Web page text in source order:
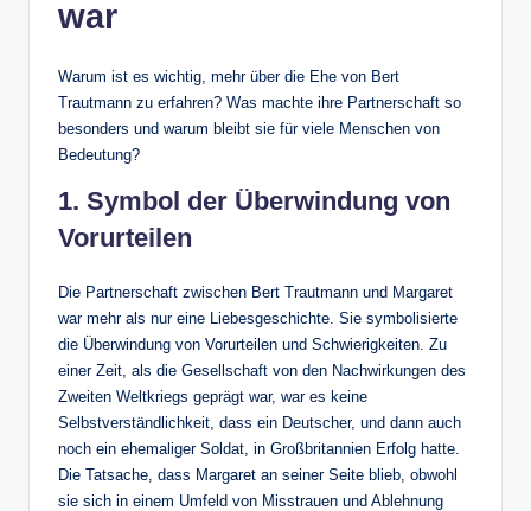
war
Warum ist es wichtig, mehr über die Ehe von Bert
Trautmann zu erfahren? Was machte ihre Partnerschaft so
besonders und warum bleibt sie für viele Menschen von
Bedeutung?
1. Symbol der Überwindung von
Vorurteilen
Die Partnerschaft zwischen Bert Trautmann und Margaret
war mehr als nur eine Liebesgeschichte. Sie symbolisierte
die Überwindung von Vorurteilen und Schwierigkeiten. Zu
einer Zeit, als die Gesellschaft von den Nachwirkungen des
Zweiten Weltkriegs geprägt war, war es keine
Selbstverständlichkeit, dass ein Deutscher, und dann auch
noch ein ehemaliger Soldat, in Großbritannien Erfolg hatte.
Die Tatsache, dass Margaret an seiner Seite blieb, obwohl
sie sich in einem Umfeld von Misstrauen und Ablehnung